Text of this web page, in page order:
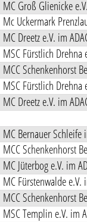
MC Groß Glienicke e.V.
Mc Uckermark
MC Dreetz e.V. im
MSC Fürstlich Drehna
MCC Schenkenhorst
MSC Fürstlich Drehna
MC Dreetz e.V. im
MC Bernauer Schleife
MCC Schenkenhorst
MC Jüterbog e.V. im
MC Fürstenwalde e.V.
MCC Schenkenhorst
MSC Templin e.V. im